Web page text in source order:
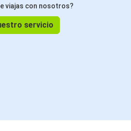
viajas con nosotros?
servicio